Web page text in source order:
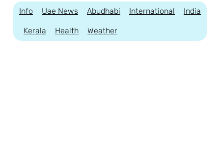
Info Uae News Abudhabi International India
Kerala Health Weather